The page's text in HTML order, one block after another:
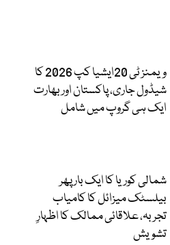
ویمنز ٹی 20ایشیا کپ 2026 کا
شیڈول جاری، پاکستان اور بھارت
ایک ہی گروپ میں شامل
شمالی کوریا کا ایک بار پھر
بیلسٹک میزائل کا کامیاب
تجربہ، علاقائی ممالک کا اظہارِ
تشویش